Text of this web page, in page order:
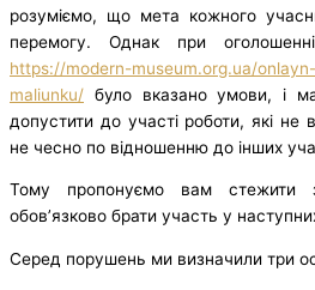
розуміємо, що мета кожного
перемогу. Однак при
https://modern-museum.org.ua/
maliunku/ було вказано умови, і
допустити до участі роботи, які не
не чесно по відношенню до інших
Тому пропонуємо вам стежити
обов’язково брати участь у
Серед порушень ми визначили три